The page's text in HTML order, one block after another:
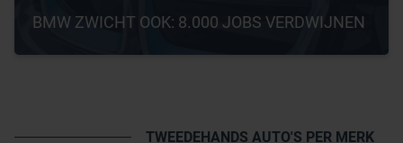
BMW ZWICHT OOK: 8.000 JOBS VERDWIJNEN
TWEEDEHANDS AUTO'S PER MERK